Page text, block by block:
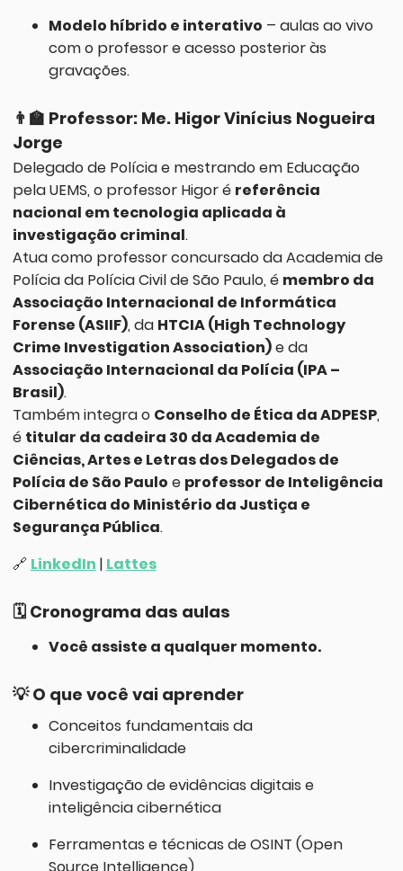
Modelo híbrido e interativo – aulas ao vivo
com o professor e acesso posterior às
gravações.
👨‍🏫 Professor: Me. Higor Vinícius Nogueira
Jorge
Delegado de Polícia e mestrando em Educação
pela UEMS, o professor Higor é referência
nacional em tecnologia aplicada à
investigação criminal.
Atua como professor concursado da Academia de
Polícia da Polícia Civil de São Paulo, é membro da
Associação Internacional de Informática
Forense (ASIIF), da HTCIA (High Technology
Crime Investigation Association)e da
Associação Internacional da Polícia (IPA –
Brasil).
Também integra o Conselho de Ética da ADPESP,
é titular da cadeira 30 da Academia de
Ciências, Artes e Letras dos Delegados de
Polícia de São Paulo e professor de Inteligência
Cibernética do Ministério da Justiça e
Segurança Pública.
🔗 LinkedIn | Lattes
🗓️ Cronograma das aulas
Você assiste a qualquer momento.
💡O que você vai aprender
Conceitos fundamentais da
cibercriminalidade
Investigação de evidências digitais e
inteligência cibernética
Ferramentas e técnicas de OSINT (Open